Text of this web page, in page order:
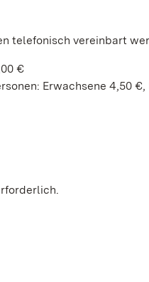
telefonisch vereinbart
€
Erwachsene 4,50